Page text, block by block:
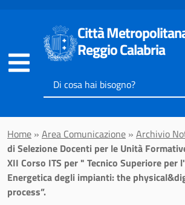
Città
Reggio Calabria
Inserisci
il
cercare
Home » Area Comunicazione » Archivio
di Selezione Docenti per le Unità
XII Corso ITS per " Tecnico Superiore per
Energetica degli impianti: the
process”.